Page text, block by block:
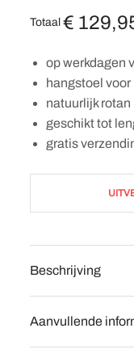
Totaal €
op werkdagen
hangstoel voor
natuurlijk rotan
geschikt tot
gratis
Beschrijving
Aanvullende